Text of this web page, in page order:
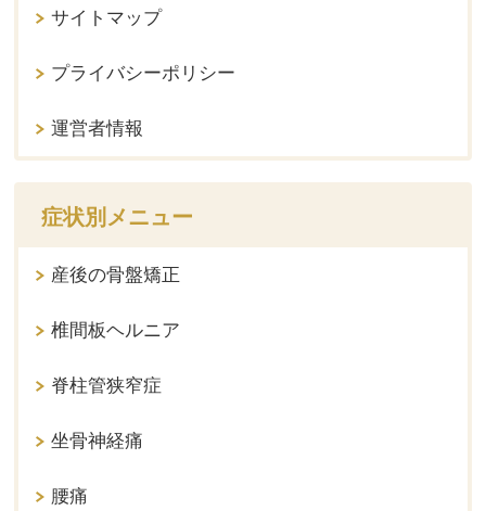
サイトマップ
プライバシーポリシー
運営者情報
症状別メニュー
産後の骨盤矯正
椎間板ヘルニア
脊柱管狭窄症
坐骨神経痛
腰痛